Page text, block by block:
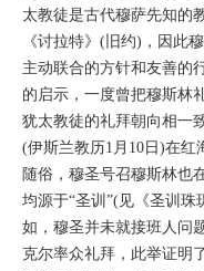
太教徒是古代穆萨先知的
《讨拉特》(旧约)，因此
主动联合的方针和友善的
的启示，一度曾把穆斯林
犹太教徒的礼拜朝向相一
(伊斯兰教历1月10日)在红
随俗，穆圣号召穆斯林也
均源于“圣训”(见《圣训珠
如，穆圣并未就接班人问
克尔率众礼拜，此举证明